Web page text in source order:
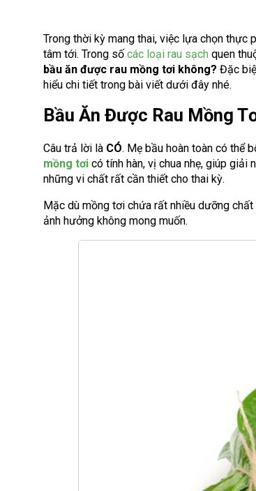
Trong thời kỳ mang thai, việc lựa chọn thực
tâm tới. Trong số các loại rau sạch quen
bầu ăn được rau mồng tơi không? Đặc
hiểu chi tiết trong bài viết dưới đây nhé.
Bầu Ăn Được Rau Mồng
Câu trả lời là CÓ. Mẹ bầu hoàn toàn có thể
mồng tơi có tính hàn, vị chua nhẹ, giúp giải
những vi chất rất cần thiết cho thai kỳ.
Mặc dù mồng tơi chứa rất nhiều dưỡng
ảnh hưởng không mong muốn.